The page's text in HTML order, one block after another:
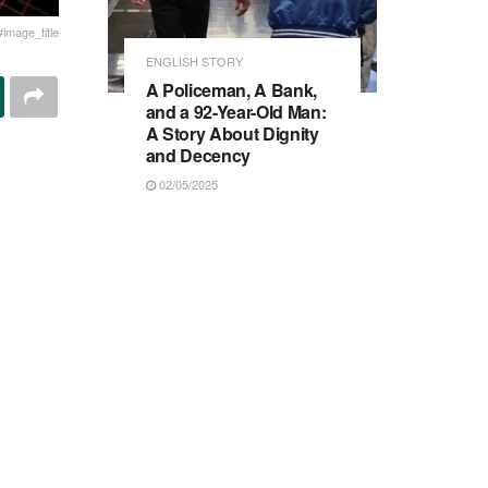
ENGLISH STORY
A Policeman, A Bank,
and a 92-Year-Old Man:
A Story About Dignity
and Decency
02/05/2025